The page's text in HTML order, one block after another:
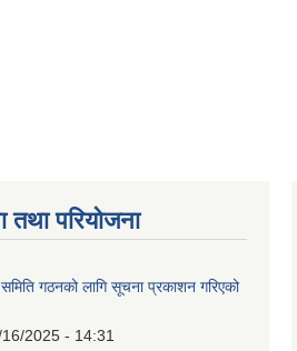
तथा परियोजना
गठनको लागि सूचना प्रकाशन गरिएको
2025 - 14:31